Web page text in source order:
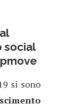
social
si sono